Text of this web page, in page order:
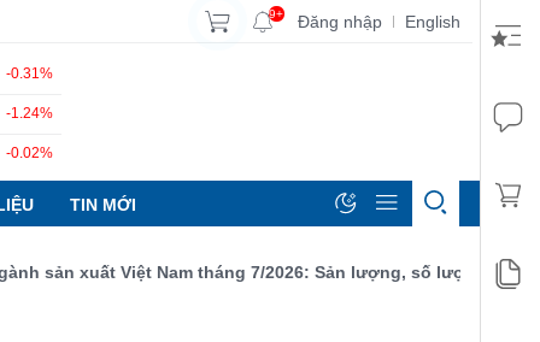
9+ Đăng nhập | English
-0.31%
-1.24%
-0.02%
TIN MỚI
xuất Việt Nam tháng 7/2026: Sản lượng, số lượng đơn đặt